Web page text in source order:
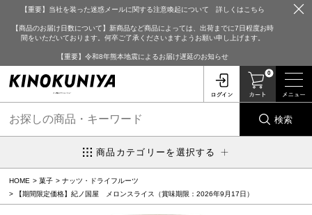
【重要】当社を装った迷惑メールに関する注意喚起について 詳しくはこちら
【商品のお届け日数について】新商品など商品によっては、出荷までに7日程度お時
間をいただいております。何卒ご了承くださいますようお願い申し上げます。
【重要】令和8年熊本地震によるお届け遅延のお知らせ
0
検索
商品カテゴリーを選択する
HOME 菓子
ナッツ・ドライフルーツ
【期間限定価格】紀ノ国屋 メロンスライス（賞味期限：2026年9月17日）